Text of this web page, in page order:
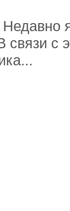
связи